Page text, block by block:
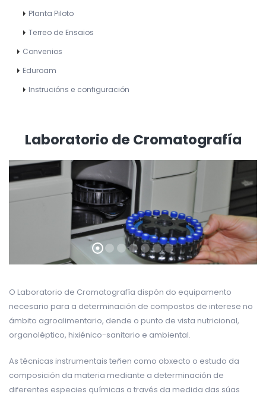
Planta Piloto
Terreo de Ensaios
Convenios
Eduroam
Instrucións e configuración
Laboratorio de Cromatografía
O Laboratorio de Cromatografía dispón do equipamento
necesario para a determinación de compostos de interese no
ámbito agroalimentario, dende o punto de vista nutricional,
organoléptico, hixiénico-sanitario e ambiental.
As técnicas instrumentais teñen como obxecto o estudo da
composición da materia mediante a determinación de
diferentes especies químicas a través da medida das súas